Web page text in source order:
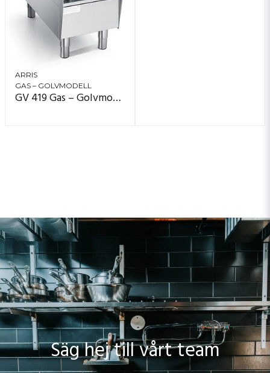
ARRIS
GAS – GOLVMODELL
GV 419 Gas – Golvmodell, 1 zon (40×90)
Säg hej till vårt team